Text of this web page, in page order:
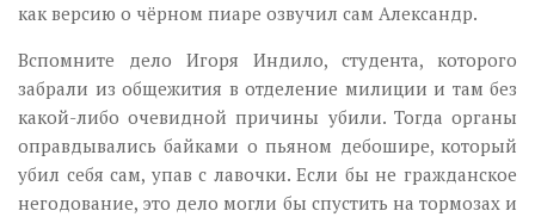
как версию о чёрном пиаре озвучил сам Александр.
Вспомните дело Игоря Индило, студента, которого
забрали из общежития в отделение милиции и там без
какой-либо очевидной причины убили. Тогда органы
оправдывались байками о пьяном дебошире, который
убил себя сам, упав с лавочки. Если бы не гражданское
негодование, это дело могли бы спустить на тормозах и